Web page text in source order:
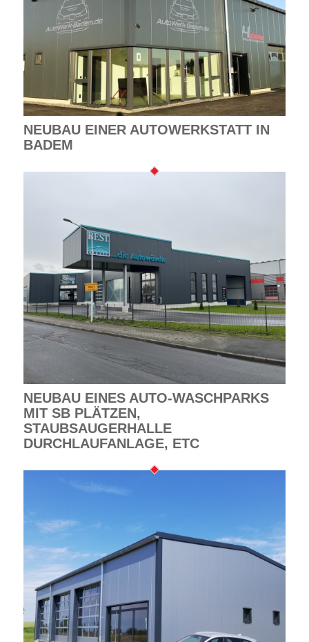
NEUBAU EINER AUTOWERKSTATT IN
BADEM
NEUBAU EINES AUTO-WASCHPARKS
MIT SB PLÄTZEN,
STAUBSAUGERHALLE
DURCHLAUFANLAGE, ETC